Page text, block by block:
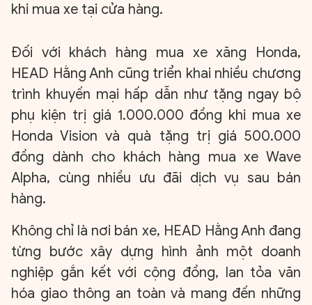
khi mua xe tại cửa hàng.
Đối với khách hàng mua xe xăng Honda,
HEAD Hằng Anh cũng triển khai nhiều chương
trình khuyến mại hấp dẫn như tặng ngay bộ
phụ kiện trị giá 1.000.000 đồng khi mua xe
Honda Vision và quà tặng trị giá 500.000
đồng dành cho khách hàng mua xe Wave
Alpha, cùng nhiều ưu đãi dịch vụ sau bán
hàng.
Không chỉ là nơi bán xe, HEAD Hằng Anh đang
từng bước xây dựng hình ảnh một doanh
nghiệp gắn kết với cộng đồng, lan tỏa văn
hóa giao thông an toàn và mang đến những